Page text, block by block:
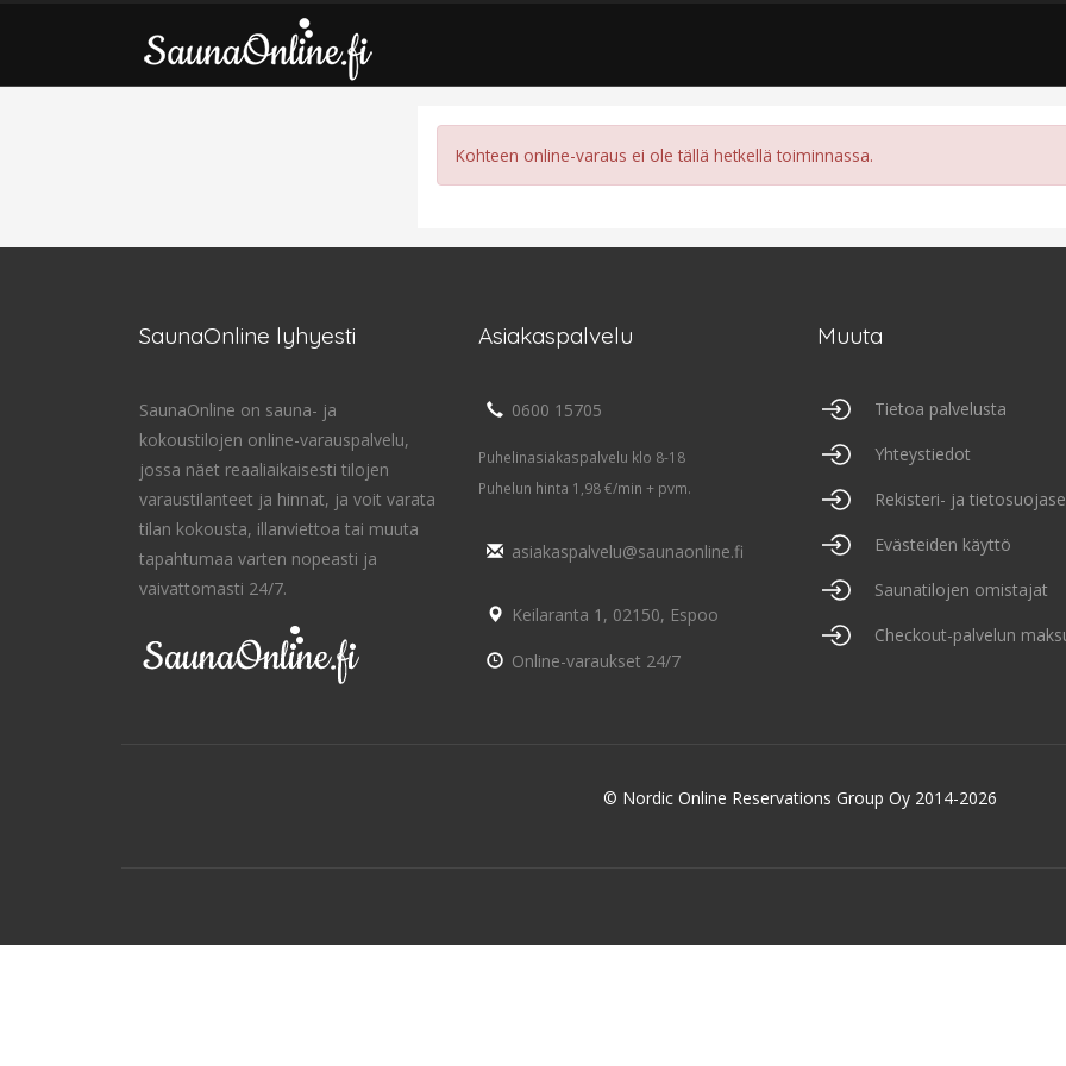
Kohteen online-varaus ei ole tällä hetkellä toiminnassa.
SaunaOnline lyhyesti
SaunaOnline on sauna- ja
kokoustilojen online-varauspalvelu,
jossa näet reaaliaikaisesti tilojen
varaustilanteet ja hinnat, ja voit varata
tilan kokousta, illanviettoa tai muuta
tapahtumaa varten nopeasti ja
vaivattomasti 24/7.
Asiakaspalvelu
0600 15705
Puhelinasiakaspalvelu klo 8-18
Puhelun hinta 1,98 €/min + pvm.
asiakaspalvelu@saunaonline.fi
Keilaranta 1, 02150, Espoo
Online-varaukset 24/7
Muuta
Tietoa palvelusta
Yhteystiedot
Rekisteri- ja
Evästeiden käyttö
Saunatilojen omistajat
Checkout-palvelun
© Nordic Online Reservations Group Oy 2014-2026